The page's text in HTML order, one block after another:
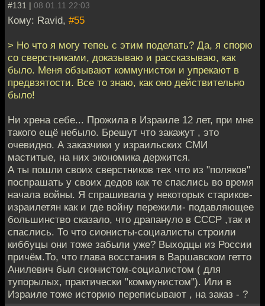
#131 | 08.01.11 22:03
Кому: Ravid, #55
> Но что я могу тепеь с этим поделать? Да, я спорю
со сверстниками, доказываю и рассказываю, как
было. Меня обзывают коммунистои и упрекают в
предвзятости. Все то знаю, как оно действительно
было!
Ни хрена себе... Прожила в Израиле 12 лет, при мне
такого ещё небыло. Брешут что закажут , это
очевидно. А заказчики у израильских СМИ
маститые, на них экономика держится.
А ты пошли своих сверстников тех что из "поляков"
поспрашать у своих дедов как те спаслись во время
начала войны. Я спрашивала у некоторых стариков-
израилетян как и где войну пережили- подавляющее
большинство сказало, что драпануло в СССР ,так и
спаслись. То что сионисты-социалисты строили
киббуцы они тоже забыли уже? Выходцы из России
причём.То, что глава восстания в Варшавском гетто
Анилевич был сионистом-социалистом ( для
тупорылых, практически "коммунистом"). Или в
Израиле тоже историю переписывают , на заказ - ?